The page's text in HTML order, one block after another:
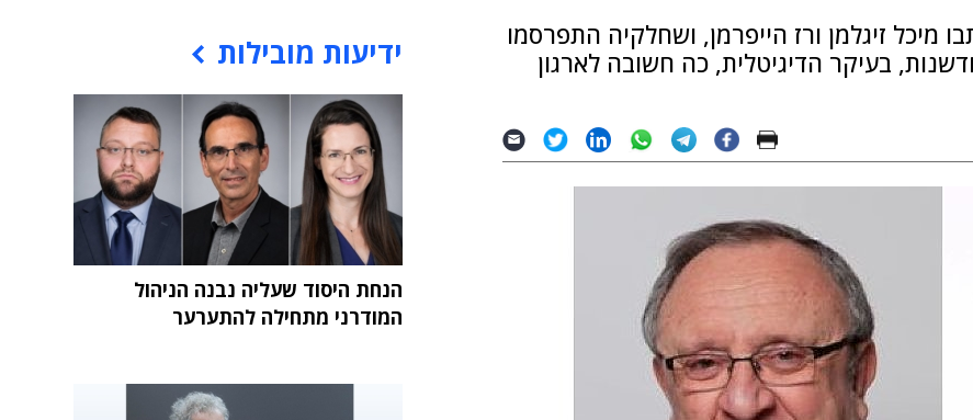
זיגלמן ורז הייפרמן, ושחלקיה התפרסמו
בעיקר הדיגיטלית, כה חשובה לארגון
ידיעות מובילות
הנחת היסוד שעליה נבנה הניהול
המודרני מתחילה להתערער